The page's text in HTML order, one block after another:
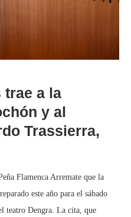
trae a la
y al
Trassierra,
Flamenca Arremate que la
este año para el sábado
teatro Dengra. La cita, que